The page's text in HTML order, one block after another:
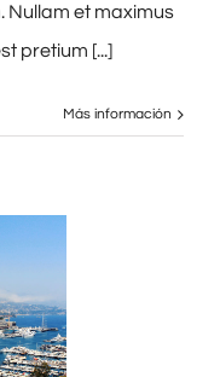
Nullam et maximus
pretium [...]
Más información